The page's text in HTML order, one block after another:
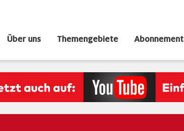
Über uns Themengebiete Abonnement